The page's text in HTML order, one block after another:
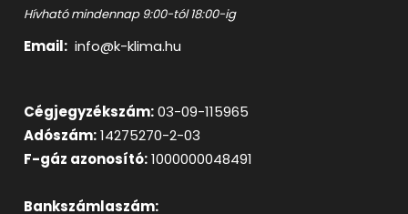
Hívható mindennap 9:00-tól 18:00-ig
Email: info@k-klima.hu
Cégjegyzékszám:03-09-115965
Adószám:14275270-2-03
F-gáz azonosító:1000000048491
Bankszámlaszám: